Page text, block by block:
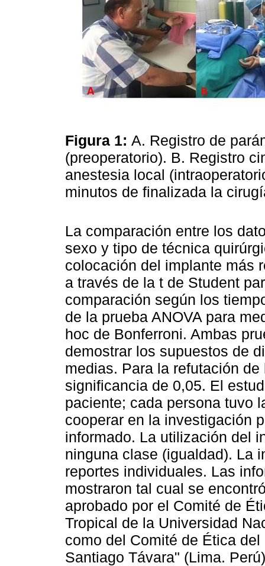
Figura 1: A. Registro de
(preoperatorio). B. Registro
anestesia local
minutos de finalizada la
La comparación entre los
sexo y tipo de técnica
colocación del implante más
a través de la t de Student
comparación según los
de la prueba ANOVA para
hoc de Bonferroni. Ambas
demostrar los supuestos de
medias. Para la refutación
significancia de 0,05. El
paciente; cada persona tuvo
cooperar en la investigación
informado. La utilización del
ninguna clase (igualdad). La
reportes individuales. Las
mostraron tal cual se
aprobado por el Comité de
Tropical de la Universidad
como del Comité de Ética
Santiago Távara" (Lima.